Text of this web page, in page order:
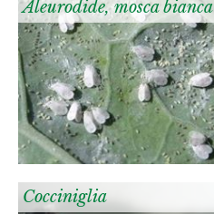
Aleurodide, mosca bianca
Cocciniglia